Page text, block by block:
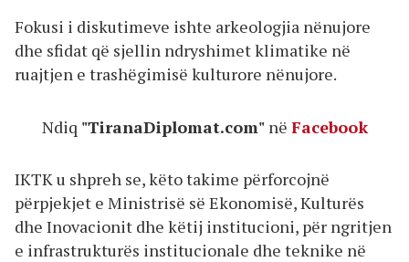
Fokusi i diskutimeve ishte arkeologjia nënujore
dhe sfidat që sjellin ndryshimet klimatike në
ruajtjen e trashëgimisë kulturore nënujore.
Ndiq "TiranaDiplomat.com" në Facebook
IKTK u shpreh se, këto takime përforcojnë
përpjekjet e Ministrisë së Ekonomisë, Kulturës
dhe Inovacionit dhe këtij institucioni, për ngritjen
e infrastrukturës institucionale dhe teknike në